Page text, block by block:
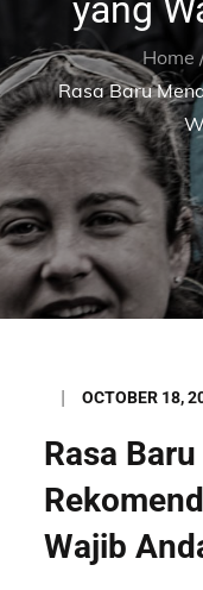
yang
Home
Rasa Baru
Posted
OCTOBER 18,
Rasa
Wajib